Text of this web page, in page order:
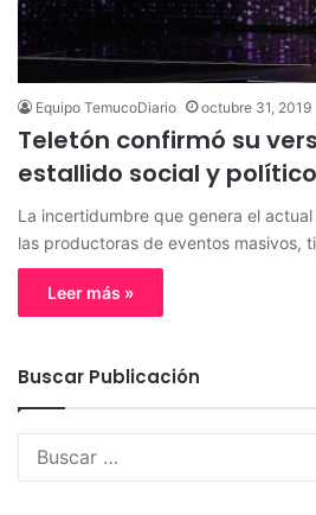
Equipo TemucoDiario octubre 31, 2019
Teletón confirmó su
estallido social y
La incertidumbre que genera el
las productoras de eventos masivos,
Leer más »
Buscar Publicación